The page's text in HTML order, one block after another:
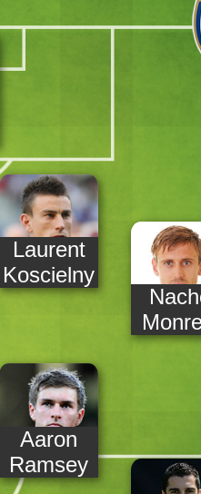
Laurent
Koscielny
Aaron
Ramsey